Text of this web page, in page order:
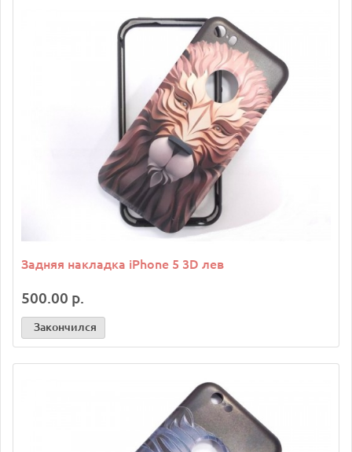
Задняя накладка iPhone 5 3D лев
500.00 р.
Закончился